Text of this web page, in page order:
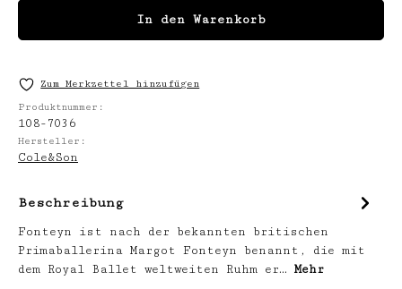
In den Warenkorb
Zum Merkzettel hinzufügen
Produktnummer:
108-7036
Hersteller:
Cole&Son
Beschreibung
Fonteyn ist nach der bekannten britischen
Primaballerina Margot Fonteyn benannt, die mit
dem Royal Ballet weltweiten Ruhm er… Mehr